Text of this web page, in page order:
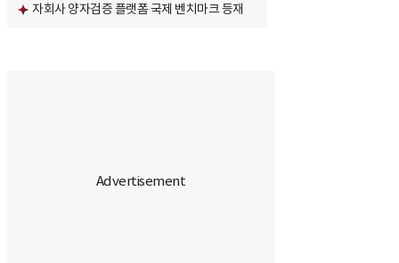
자회사 양자검증 플랫폼 국제 벤치마크 등재